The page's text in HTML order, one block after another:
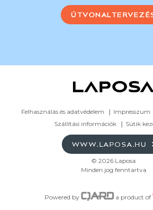
Felhasználás és adatvédelem Impresszum
Szállítási információk
Sütik
WWW.LAPOSA.HU
© 2026 Laposa
Minden jog fenntartva
Powered by a product of